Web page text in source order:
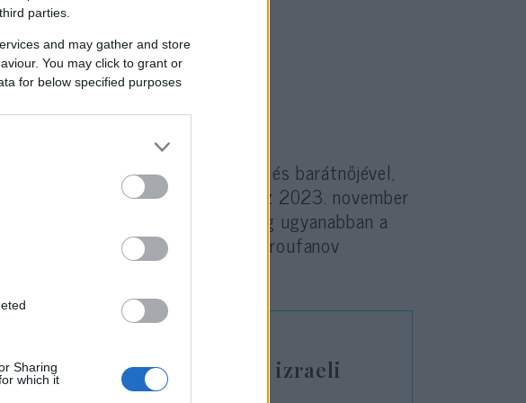
parties.
and may gather and store
You may click to grant or
for below specified purposes
Sharing
which it
adataiból.
el.
nagyanyjával, Iréna Tatival és barátnőjével,
és nagymamáját a Hamász 2023. november
elnök kérésére, míg Cohent még ugyanabban a
engedték szabadon. Troufanov
során megölték.
kényszerítette az egyik izraeli
el a halálát